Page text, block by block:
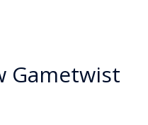
Gametwist